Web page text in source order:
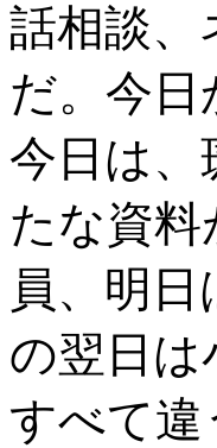
話相談、
だ。今
今日は、
たな資
員、明
の翌日は
すべて違